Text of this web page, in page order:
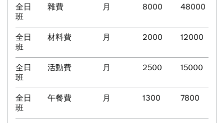
全日
班
雜費 月 8000 48000
全日
班
材料費 月 2000 12000
全日
班
活動費 月 2500 15000
全日
班
午餐費 月 1300 7800